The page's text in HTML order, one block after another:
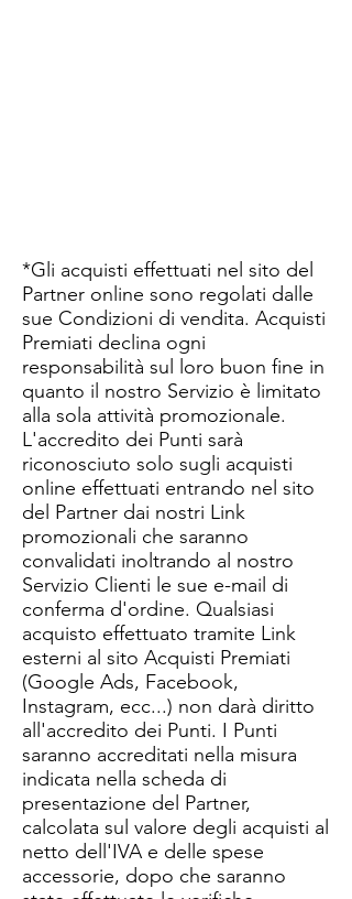
*Gli acquisti effettuati nel sito del
Partner online sono regolati dalle
sue Condizioni di vendita. Acquisti
Premiati declina ogni
responsabilità sul loro buon fine in
quanto il nostro Servizio è limitato
alla sola attività promozionale.
L'accredito dei Punti sarà
riconosciuto solo sugli acquisti
online effettuati entrando nel sito
del Partner dai nostri Link
promozionali che saranno
convalidati inoltrando al nostro
Servizio Clienti le sue e-mail di
conferma d'ordine. Qualsiasi
acquisto effettuato tramite Link
esterni al sito Acquisti Premiati
(Google Ads, Facebook,
Instagram, ecc...) non darà diritto
all'accredito dei Punti. I Punti
saranno accreditati nella misura
indicata nella scheda di
presentazione del Partner,
calcolata sul valore degli acquisti al
netto dell'IVA e delle spese
accessorie, dopo che saranno